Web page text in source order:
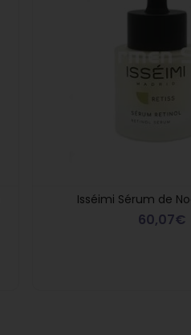
Isséimi Sérum de
60,07€